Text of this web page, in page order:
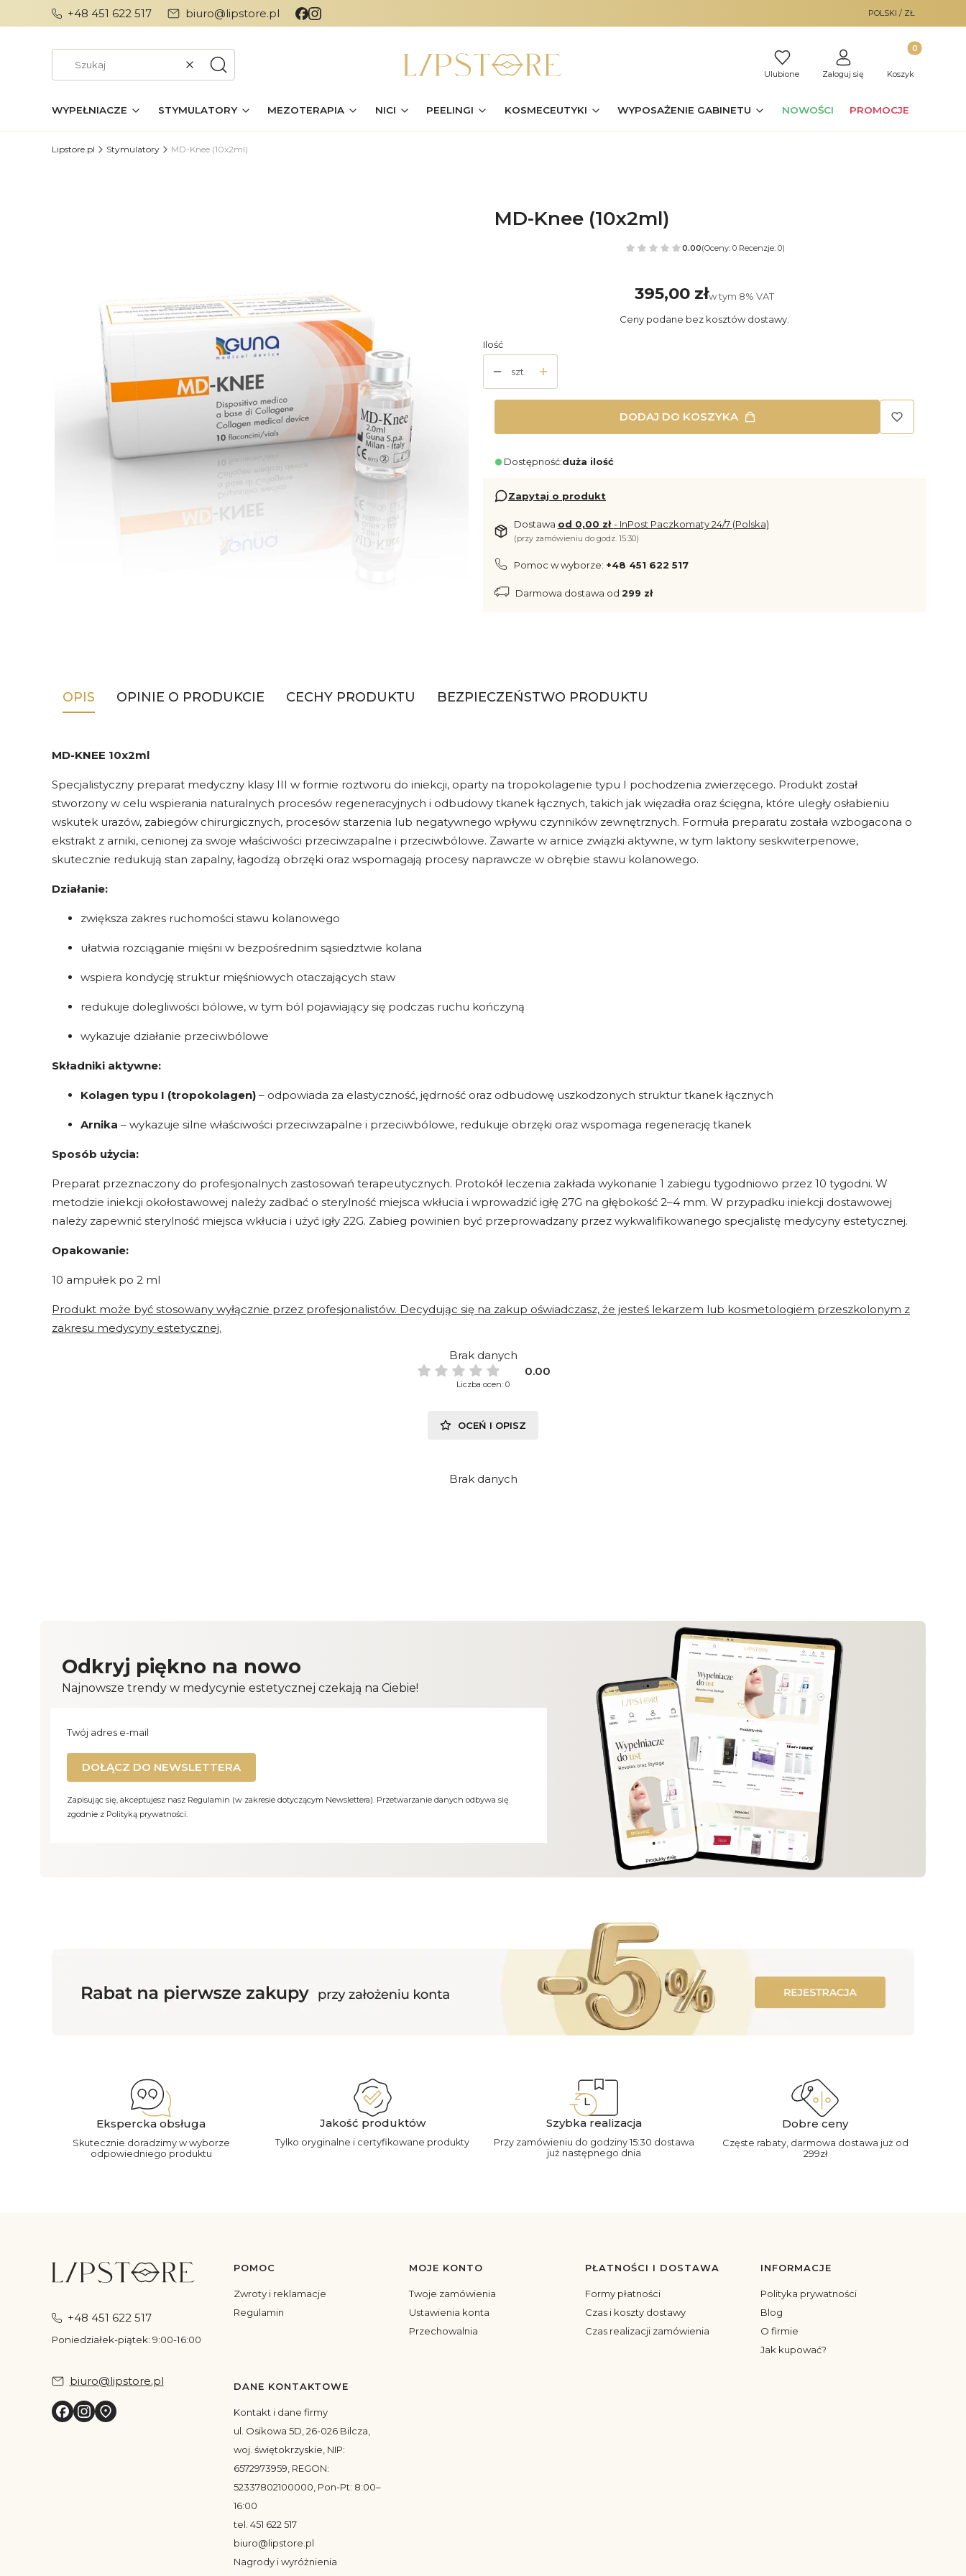
+48 451 622 517 biuro@lipstore.pl POLSKI / ZŁ
WyczyśćSzukaj Ulubione Zaloguj się
Produkty w
Koszyk
WYPEŁNIACZE STYMULATORY MEZOTERAPIA NICI PEELINGI KOSMECEUTYKI WYPOSAŻENIE GABINETU NOWOŚCI PROMOCJE
Lipstore.pl Stymulatory MD-Knee (10x2ml)
MD-Knee (10x2ml)
0.00(Oceny: 0 Recenzje: 0)
Cena
395,00 złw tym 8% VAT
w tym 8% VAT
Ceny podane bez kosztów dostawy.
Ilość
szt.
DODAJ DO KOSZYKA
Dostępność:duża ilość
Zapytaj o produkt
Dostawa od 0,00 zł- InPost Paczkomaty 24/7 (Polska)
(przy zamówieniu do godz. 15:30)
Pomoc w wyborze: +48 451 622 517
Darmowa dostawa od 299 zł
OPIS OPINIE O PRODUKCIE CECHY PRODUKTU BEZPIECZEŃSTWO PRODUKTU
MD-KNEE 10x2ml
Specjalistyczny preparat medyczny klasy III w formie roztworu do iniekcji, oparty na tropokolagenie typu I pochodzenia zwierzęcego. Produkt został
stworzony w celu wspierania naturalnych procesów regeneracyjnych i odbudowy tkanek łącznych, takich jak więzadła oraz ścięgna, które uległy osłabieniu
wskutek urazów, zabiegów chirurgicznych, procesów starzenia lub negatywnego wpływu czynników zewnętrznych. Formuła preparatu została wzbogacona o
ekstrakt z arniki, cenionej za swoje właściwości przeciwzapalne i przeciwbólowe. Zawarte w arnice związki aktywne, w tym laktony seskwiterpenowe,
skutecznie redukują stan zapalny, łagodzą obrzęki oraz wspomagają procesy naprawcze w obrębie stawu kolanowego.
Działanie:
zwiększa zakres ruchomości stawu kolanowego
ułatwia rozciąganie mięśni w bezpośrednim sąsiedztwie kolana
wspiera kondycję struktur mięśniowych otaczających staw
redukuje dolegliwości bólowe, w tym ból pojawiający się podczas ruchu kończyną
wykazuje działanie przeciwbólowe
Składniki aktywne:
Kolagen typu I (tropokolagen) – odpowiada za elastyczność, jędrność oraz odbudowę uszkodzonych struktur tkanek łącznych
Arnika – wykazuje silne właściwości przeciwzapalne i przeciwbólowe, redukuje obrzęki oraz wspomaga regenerację tkanek
Sposób użycia:
Preparat przeznaczony do profesjonalnych zastosowań terapeutycznych. Protokół leczenia zakłada wykonanie 1 zabiegu tygodniowo przez 10 tygodni. W
metodzie iniekcji okołostawowej należy zadbać o sterylność miejsca wkłucia i wprowadzić igłę 27G na głębokość 2–4 mm. W przypadku iniekcji dostawowej
należy zapewnić sterylność miejsca wkłucia i użyć igły 22G. Zabieg powinien być przeprowadzany przez wykwalifikowanego specjalistę medycyny estetycznej.
Opakowanie:
10 ampułek po 2 ml
Produkt może być stosowany wyłącznie przez profesjonalistów. Decydując się na zakup oświadczasz, że jesteś lekarzem lub kosmetologiem przeszkolonym z
zakresu medycyny estetycznej.
Brak danych
0.00
Liczba ocen: 0
OCEŃ I OPISZ
Brak danych
Odkryj piękno na nowo
Najnowsze trendy w medycynie estetycznej czekają na Ciebie!
Twój adres e-mail
DOŁĄCZ DO NEWSLETTERA
Zapisując się, akceptujesz nasz Regulamin (w zakresie dotyczącym Newslettera). Przetwarzanie danych odbywa się
zgodnie z Polityką prywatności.
Ekspercka obsługa
Skutecznie doradzimy w wyborze
odpowiedniego produktu
Jakość produktów
Tylko oryginalne i certyfikowane produkty
Szybka realizacja
Przy zamówieniu do godziny 15:30 dostawa
już następnego dnia
Dobre ceny
Częste rabaty, darmowa dostawa już od
299zł
+48 451 622 517
Poniedziałek-piątek: 9:00-16:00
biuro@lipstore.pl
Linki w stopce
POMOC
Zwroty i reklamacje
Regulamin
MOJE KONTO
Twoje zamówienia
Ustawienia konta
Przechowalnia
PŁATNOŚCI I DOSTAWA
Formy płatności
Czas i koszty dostawy
Czas realizacji zamówienia
INFORMACJE
Polityka prywatności
Blog
O firmie
Jak kupować?
DANE KONTAKTOWE
Kontakt i dane firmy
ul. Osikowa 5D, 26-026 Bilcza,
woj. świętokrzyskie, NIP:
6572973959, REGON:
52337802100000, Pon-Pt: 8:00–
16:00
tel. 451 622 517
biuro@lipstore.pl
Nagrody i wyróżnienia